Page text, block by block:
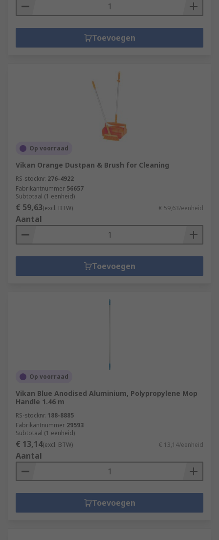
Toevoegen
Op voorraad
Vikan Orange Dustpan & Brush for Cleaning
RS-stocknr. 276-4922
Fabrikantnummer 56657
Subtotaal (1 eenheid)
€ 59,63(excl. BTW) € 59,63/eenheid
Aantal
Toevoegen
Op voorraad
Vikan Blue Anodised Aluminium, Polypropylene Mop
Handle 1.46 m
RS-stocknr. 188-8885
Fabrikantnummer 29593
Subtotaal (1 eenheid)
€ 13,14(excl. BTW) € 13,14/eenheid
Aantal
Toevoegen